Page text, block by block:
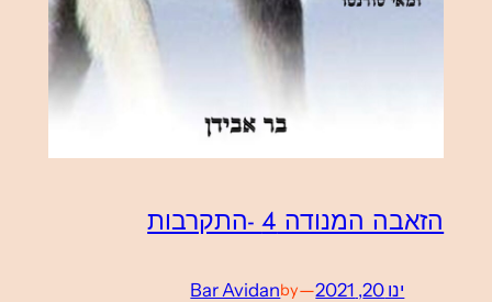
הזאבה המנודה 4 -התקרבות
ינו 20, 2021 —
by
Bar Avidan